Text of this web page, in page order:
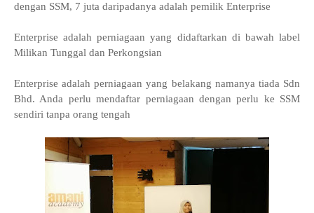
dengan SSM, 7 juta daripadanya adalah pemilik Enterprise
Enterprise adalah perniagaan yang didaftarkan di bawah label
Milikan Tunggal dan Perkongsian
Enterprise adalah perniagaan yang belakang namanya tiada Sdn
Bhd. Anda perlu mendaftar perniagaan dengan perlu ke SSM
sendiri tanpa orang tengah